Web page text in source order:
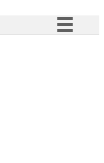
à informação